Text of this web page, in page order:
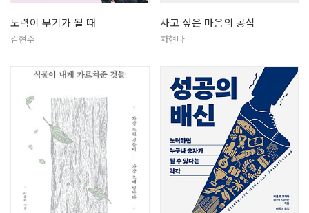
노력이 무기가 될 때
김현주
사고 싶은 마음의 공식
차현나